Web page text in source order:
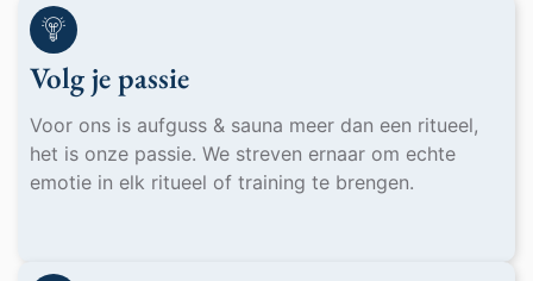
Volg je passie
Voor ons is aufguss & sauna meer dan een ritueel,
het is onze passie. We streven ernaar om echte
emotie in elk ritueel of training te brengen.